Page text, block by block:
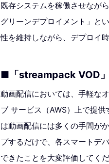
既存システムを稼働させなが
グリーンデプロイメント」と
性を維持しながら、デプロイ
■「streampack VOD」
動画配信においては、手軽な
ブ サービス（AWS）上で提
は動画配信には多くの手間が
プするだけで、各スマートデ
できたことを大変評価してくだ